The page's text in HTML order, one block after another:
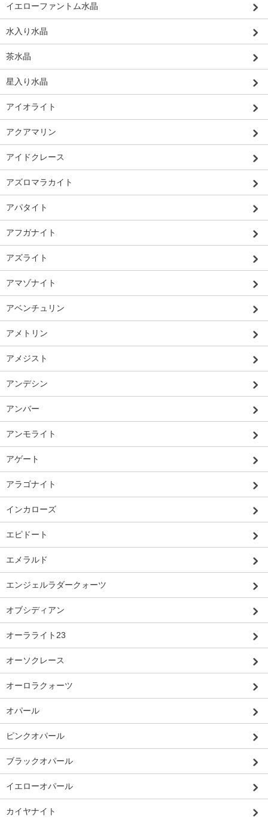
イエローファントム水晶
水入り水晶
茶水晶
星入り水晶
アイオライト
アクアマリン
アイドクレース
アズロマラカイト
アパタイト
アフガナイト
アズライト
アマゾナイト
アベンチュリン
アメトリン
アメジスト
アンデシン
アンバー
アンモライト
アゲート
アラゴナイト
インカローズ
エピドート
エメラルド
エンジェルラダークォーツ
オブシディアン
オーラライト23
オーソクレース
オーロラクォーツ
オパール
ピンクオパール
ブラックオパール
イエローオパール
カイヤナイト